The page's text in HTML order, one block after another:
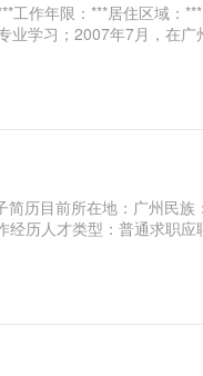
工作年限：***居住区域：
学习；2007年7月，在广
简历目前所在地：广州民
历人才类型：普通求职应